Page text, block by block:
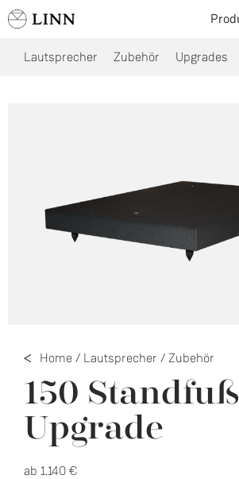
Lautsprecher Zubehör Upgrades
Home/ Lautsprecher / Zubehör
150
Upgrade
ab 1.140 €